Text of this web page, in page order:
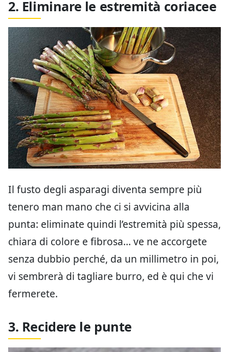
2. Eliminare le estremità coriacee
Il fusto degli asparagi diventa sempre più
tenero man mano che ci si avvicina alla
punta: eliminate quindi l’estremità più spessa,
chiara di colore e fibrosa… ve ne accorgete
senza dubbio perché, da un millimetro in poi,
vi sembrerà di tagliare burro, ed è qui che vi
fermerete.
3. Recidere le punte